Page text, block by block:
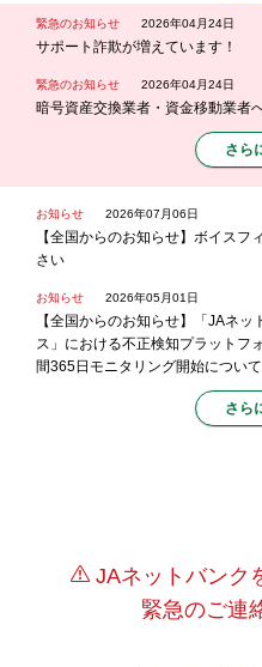
緊急のお知らせ 2026年04月24日
サポート詐欺が増えています！
緊急のお知らせ 2026年04月24日
暗号資産交換業者・資金移動業者
さら
お知らせ 2026年07月06日
【全国からのお知らせ】ボイス
さい
お知らせ 2026年05月01日
【全国からのお知らせ】「JAネ
ス」における不正検知プラットフ
間365日モニタリング開始について
さら
JAネットバンク
緊急のご連